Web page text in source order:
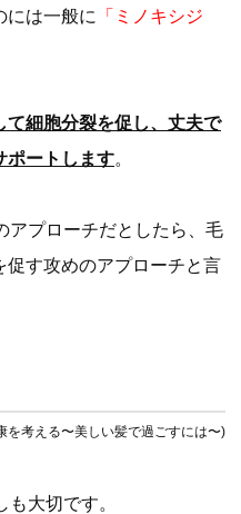
には一般に
「ミノキシジ
て細胞分裂を促し、丈夫で
ポートします。
アプローチだとしたら、毛
す攻めのアプローチと言
を考える〜美しい髪で過ごすには〜)
も大切です。